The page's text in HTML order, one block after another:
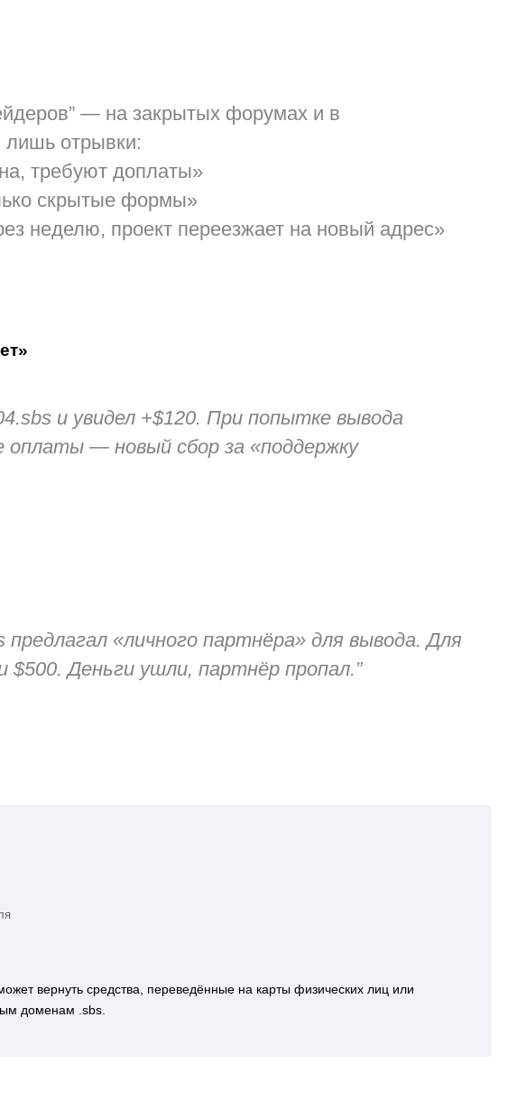
— на закрытых форумах и в
лишь отрывки:
требуют доплаты»
скрытые формы»
неделю, проект переезжает на новый адрес»
и увидел +$120. При попытке вывода
оплаты — новый сбор за «поддержку
предлагал «личного партнёра» для вывода. Для
$500. Деньги ушли, партнёр пропал.”
вернуть средства, переведённые на карты физических лиц или
доменам .sbs.